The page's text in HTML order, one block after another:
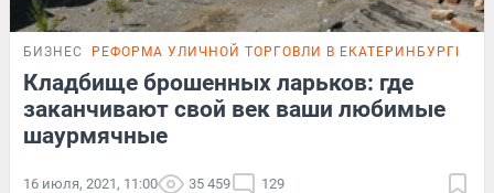
БИЗНЕС РЕФОРМА УЛИЧНОЙ ТОРГОВЛИ В ЕКАТЕРИНБУРГЕ
Кладбище брошенных ларьков: где
заканчивают свой век ваши любимые
шаурмячные
16 июля, 2021, 11:00 35 459 129